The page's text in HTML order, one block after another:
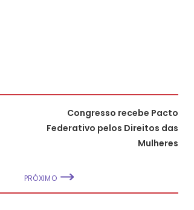
Congresso recebe Pacto
Federativo pelos Direitos das
Mulheres
PRÓXIMO